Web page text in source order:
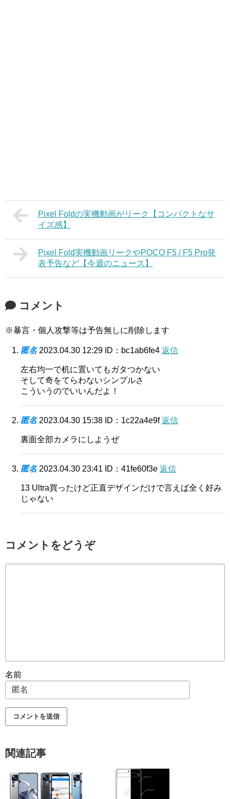
Pixel Foldの実機動画がリーク【コンパクトなサ
イズ感】
Pixel Fold実機動画リークやPOCO F5 / F5 Pro発
表予告など【今週のニュース】
コメント
※暴言・個人攻撃等は予告無しに削除します
匿名 2023.04.30 12:29 ID：bc1ab6fe4 返信
左右均一で机に置いてもガタつかない
そして奇をてらわないシンプルさ
こういうのでいいんだよ！
匿名 2023.04.30 15:38 ID：1c22a4e9f返信
裏面全部カメラにしようぜ
匿名 2023.04.30 23:41 ID：41fe60f3e 返信
13 Ultra買ったけど正直デザインだけで言えば全く好み
じゃない
コメントをどうぞ
名前
関連記事